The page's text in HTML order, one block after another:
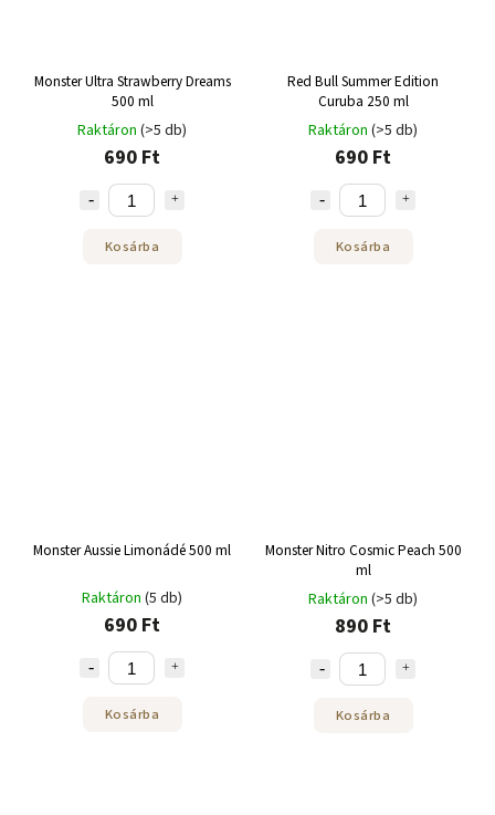
Monster Ultra Strawberry Dreams
500 ml
Raktáron (>5 db)
690 Ft
Kosárba
Red Bull Summer Edition
Curuba 250 ml
Raktáron (>5 db)
690 Ft
Kosárba
Monster Aussie Limonádé 500 ml
Raktáron (5 db)
690 Ft
Kosárba
Monster Nitro Cosmic Peach 500
ml
Raktáron (>5 db)
890 Ft
Kosárba